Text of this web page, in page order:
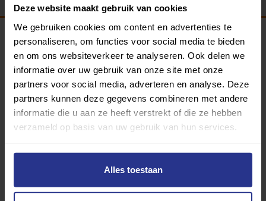
Deze website maakt gebruik van cookies
We gebruiken cookies om content en advertenties te
personaliseren, om functies voor social media te bieden
en om ons websiteverkeer te analyseren. Ook delen we
informatie over uw gebruik van onze site met onze
partners voor social media, adverteren en analyse. Deze
partners kunnen deze gegevens combineren met andere
informatie die u aan ze heeft verstrekt of die ze hebben
verzameld op basis van uw gebruik van hun services.
Alles toestaan
Programma van: